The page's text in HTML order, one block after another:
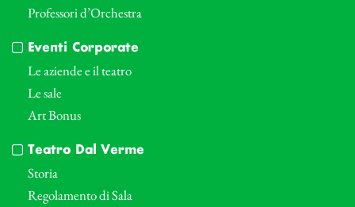
Professori d’Orchestra
Eventi Corporate
Le aziende e il teatro
Le sale
Art Bonus
Teatro Dal Verme
Storia
Regolamento di Sala